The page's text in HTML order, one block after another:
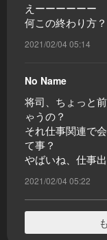
えーーーーーー
何この終わり方？
2021/02/04 05:14
No Name
将司、ちょっと
ゃうの？
それ仕事関連で
て事？
やばいね、仕事
2021/02/04 05:22